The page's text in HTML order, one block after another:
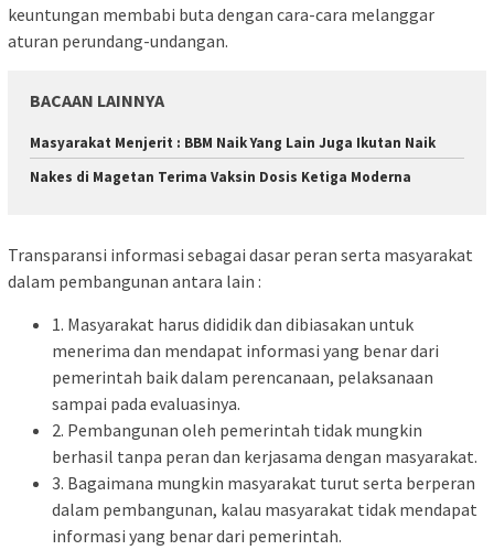
keuntungan membabi buta dengan cara-cara melanggar
aturan perundang-undangan.
BACAAN LAINNYA
Masyarakat Menjerit : BBM Naik Yang Lain Juga Ikutan Naik
Nakes di Magetan Terima Vaksin Dosis Ketiga Moderna
Transparansi informasi sebagai dasar peran serta masyarakat
dalam pembangunan antara lain :
1. Masyarakat harus dididik dan dibiasakan untuk
menerima dan mendapat informasi yang benar dari
pemerintah baik dalam perencanaan, pelaksanaan
sampai pada evaluasinya.
2. Pembangunan oleh pemerintah tidak mungkin
berhasil tanpa peran dan kerjasama dengan masyarakat.
3. Bagaimana mungkin masyarakat turut serta berperan
dalam pembangunan, kalau masyarakat tidak mendapat
informasi yang benar dari pemerintah.